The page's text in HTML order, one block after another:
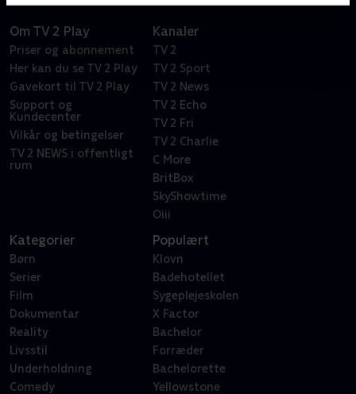
Om TV 2 Play
Priser og abonnement
Her kan du se TV 2 Play
Gavekort til TV 2 Play
Support og
Kundecenter
Vilkår og betingelser
TV 2 NEWS i offentligt
rum
Kanaler
TV 2
TV 2 Sport
TV 2 News
TV 2 Echo
TV 2 Fri
TV 2 Charlie
C More
BritBox
SkyShowtime
Oiii
Kategorier
Børn
Serier
Film
Dokumentar
Reality
Livsstil
Underholdning
Comedy
Populært
Klovn
Badehotellet
Sygeplejeskolen
X Factor
Bachelor
Forræder
Bachelorette
Yellowstone